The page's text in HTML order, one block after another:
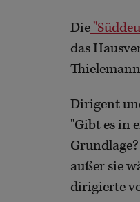
Die
das
Dirigent
"Gibt es in
außer sie
dirigierte